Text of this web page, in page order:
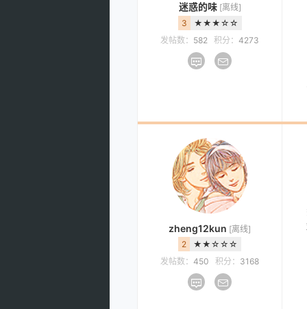
迷惑的味 [离线]
3
★★★☆☆
发帖数： 582 积分： 4273
zheng12kun [离线]
2
★★☆☆☆
发帖数： 450 积分： 3168